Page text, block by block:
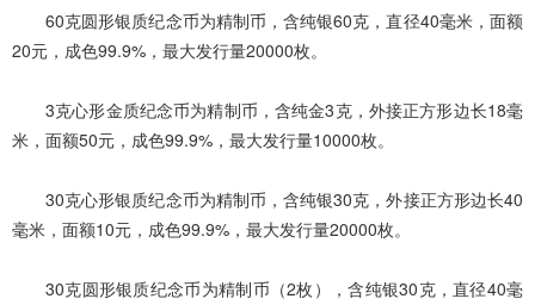
60克圆形银质纪念币为精制币，含纯银60克，直径40毫米，面额
20元，成色99.9%，最大发行量20000枚。
3克心形金质纪念币为精制币，含纯金3克，外接正方形边长18毫
米，面额50元，成色99.9%，最大发行量10000枚。
30克心形银质纪念币为精制币，含纯银30克，外接正方形边长40
毫米，面额10元，成色99.9%，最大发行量20000枚。
30克圆形银质纪念币为精制币（2枚），含纯银30克，直径40毫